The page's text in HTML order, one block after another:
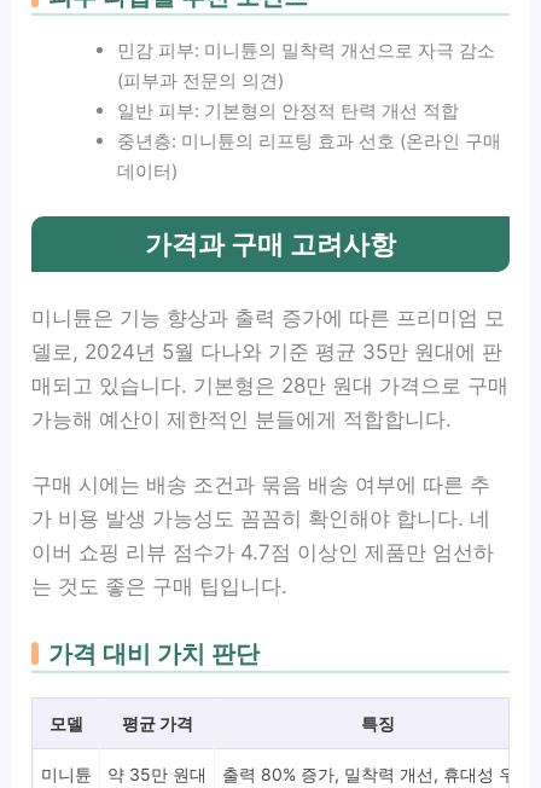
민감 피부: 미니튠의 밀착력 개선으로 자극 감소
(피부과 전문의 의견)
일반 피부: 기본형의 안정적 탄력 개선 적합
중년층: 미니튠의 리프팅 효과 선호 (온라인 구매
데이터)
가격과 구매 고려사항
미니튠은 기능 향상과 출력 증가에 따른 프리미엄 모
델로, 2024년 5월 다나와 기준 평균 35만 원대에 판
매되고 있습니다. 기본형은 28만 원대 가격으로 구매
가능해 예산이 제한적인 분들에게 적합합니다.
구매 시에는 배송 조건과 묶음 배송 여부에 따른 추
가 비용 발생 가능성도 꼼꼼히 확인해야 합니다. 네
이버 쇼핑 리뷰 점수가 4.7점 이상인 제품만 엄선하
는 것도 좋은 구매 팁입니다.
가격 대비 가치 판단
모델 평균 가격 특징
미니튠 약 35만 원대 출력 80% 증가, 밀착력 개선, 휴대성 우수